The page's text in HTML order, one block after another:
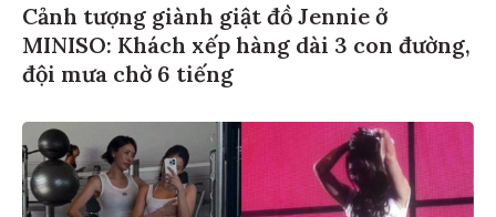
Cảnh tượng giành giật đồ Jennie ở
MINISO: Khách xếp hàng dài 3 con đường,
đội mưa chờ 6 tiếng